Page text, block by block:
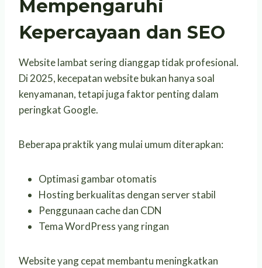
Mempengaruhi
Kepercayaan dan SEO
Website lambat sering dianggap tidak profesional.
Di 2025, kecepatan website bukan hanya soal
kenyamanan, tetapi juga faktor penting dalam
peringkat Google.
Beberapa praktik yang mulai umum diterapkan:
Optimasi gambar otomatis
Hosting berkualitas dengan server stabil
Penggunaan cache dan CDN
Tema WordPress yang ringan
Website yang cepat membantu meningkatkan